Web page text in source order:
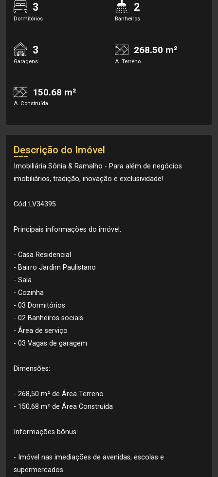
3
Dormitórios
2
Banheiros
3
Garagens
268.50 m²
A. Terreno
150.68 m²
A. Construída
Descrição do Imóvel
Imobiliária Sônia & Ramalho - Para além de negócios
imobiliários, tradição, inovação e exclusividade!
Cód.:LV34395
Principais informações do imóvel:
- Casa Residencial
- Bairro Jardim Paulistano
- Sala
- Cozinha
- 03 Dormitórios
- 02 Banheiros sociais
- Área de serviço
- 03 Vagas de garagem
Dimensões:
- 268,50 m² de Área Terreno
- 150,68 m² de Área Construída
Informações bônus:
- Imóvel nas imediações de avenidas, escolas e
supermercados